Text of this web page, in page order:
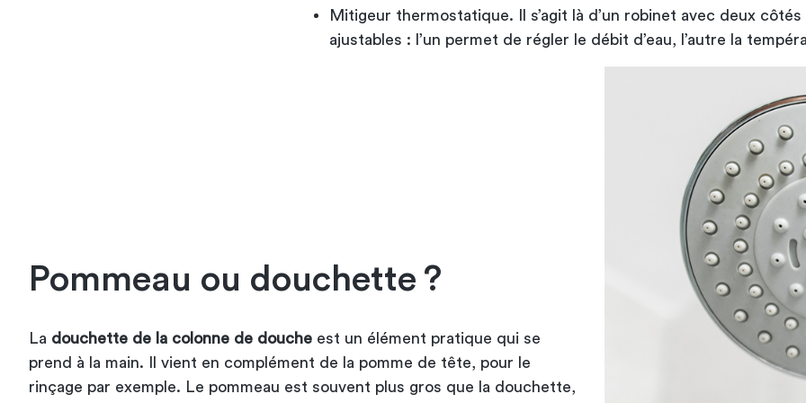
Mitigeur thermostatique. Il s’agit là d’un robinet avec deux côtés
ajustables : l’un permet de régler le débit d’eau, l’autre la
Pommeau ou douchette ?
La douchette de la colonne de douche est un élément pratique qui se
prend à la main. Il vient en complément de la pomme de tête, pour le
rinçage par exemple. Le pommeau est souvent plus gros que la douchette,